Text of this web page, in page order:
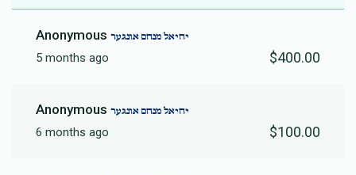
Anonymous יחיאל מנחם אונגער
5 months ago $400.00
Anonymous יחיאל מנחם אונגער
6 months ago $100.00